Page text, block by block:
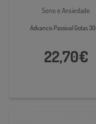
Sono e Ansiedade
Advancis Passival Gotas
22,70€